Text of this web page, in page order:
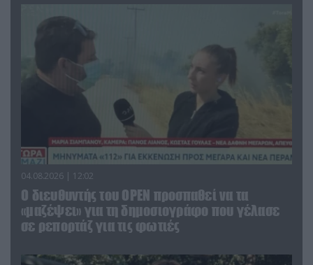
04.08.2026 | 12:02
O διευθυντής του OPEN προσπαθεί να τα
«μαζέψει» για τη δημοσιογράφο που γέλασε
σε ρεπορτάζ για τις φωτιές